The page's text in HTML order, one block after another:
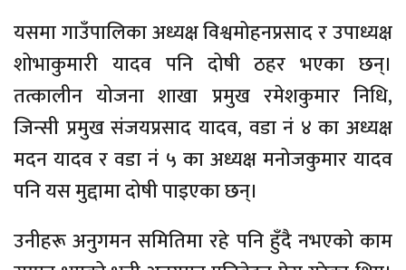
यसमा गाउँपालिका अध्यक्ष विश्वमोहनप्रसाद र उपाध्यक्ष
शोभाकुमारी यादव पनि दोषी ठहर भएका छन्।
तत्कालीन योजना शाखा प्रमुख रमेशकुमार निधि,
जिन्सी प्रमुख संजयप्रसाद यादव, वडा नं ४ का अध्यक्ष
मदन यादव र वडा नं ५ का अध्यक्ष मनोजकुमार यादव
पनि यस मुद्दामा दोषी पाइएका छन्।
उनीहरू अनुगमन समितिमा रहे पनि हुँदै नभएको काम